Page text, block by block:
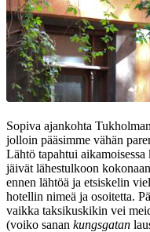
Sopiva ajankohta
jolloin pääsimme vähän
Lähtö tapahtui
jäivät lähestulkoon
ennen lähtöä ja etsiskelin
hotellin nimeä ja osoitetta.
vaikka taksikuskikin vei
(voiko sanan kungsgatan